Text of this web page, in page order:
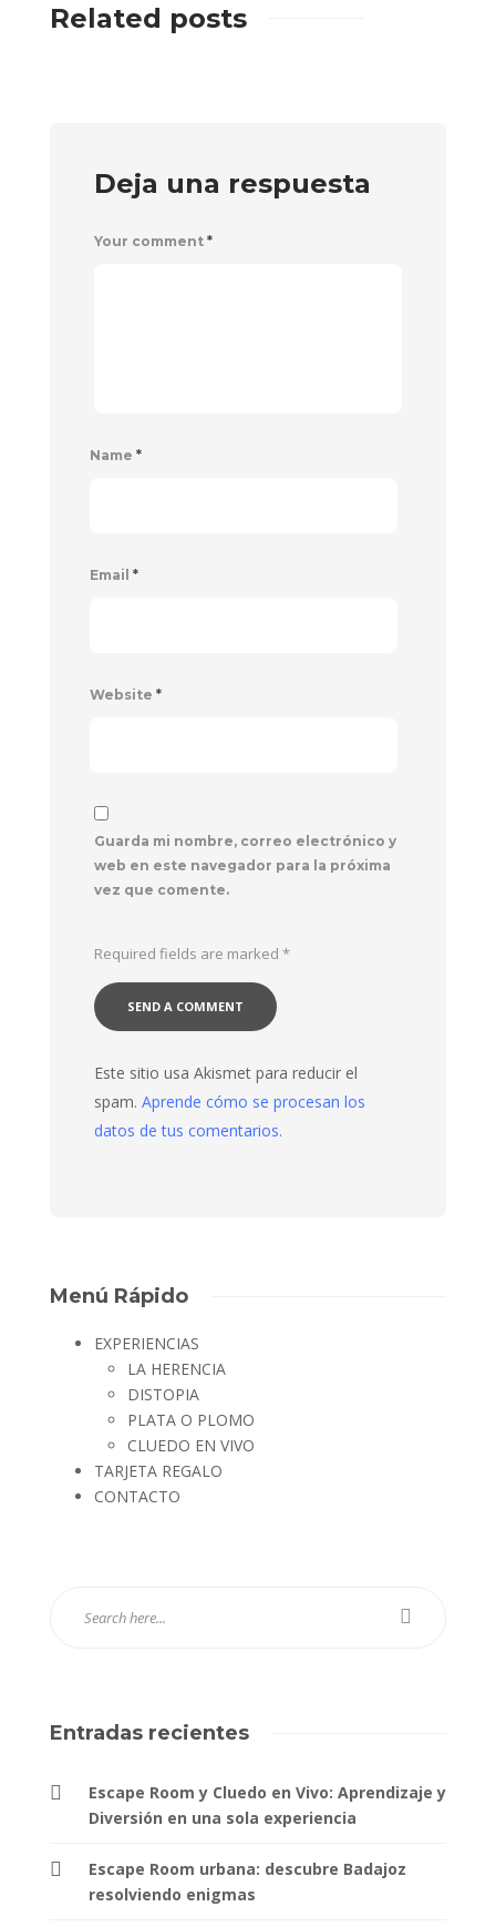
Related posts
Deja una respuesta
Your comment *
Name *
Email *
Website *
Guarda mi nombre, correo electrónico y
web en este navegador para la próxima
vez que comente.
Required fields are marked *
Este sitio usa Akismet para reducir el
spam. Aprende cómo se procesan los
datos de tus comentarios.
Menú Rápido
EXPERIENCIAS
LA HERENCIA
DISTOPIA
PLATA O PLOMO
CLUEDO EN VIVO
TARJETA REGALO
CONTACTO
Entradas recientes
Escape Room y Cluedo en Vivo: Aprendizaje y
Diversión en una sola experiencia
Escape Room urbana: descubre Badajoz
resolviendo enigmas